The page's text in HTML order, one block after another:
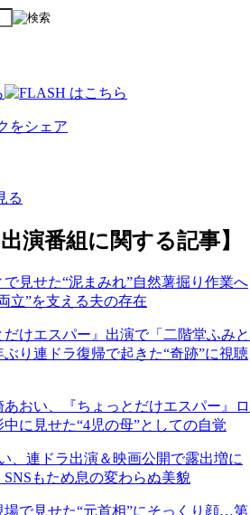
る
演番組に関する記事】
見せた“泥まみれ”自然薯掘り作業へ
立”を支える夫の存在
けエスパー』出演で「二階堂ふみと
り連ドラ復帰で起きた“奇跡”に視聴
あおい、『ちょっとだけエスパー』ロ
に見せた“4児の母”としての自覚
、連ドラ出演＆映画公開で露出増に
SNSもため息の変わらぬ美貌
場で見せた“元首相”にそっくり顔…第